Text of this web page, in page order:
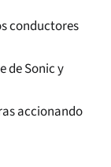
conductores
de Sonic y
accionando